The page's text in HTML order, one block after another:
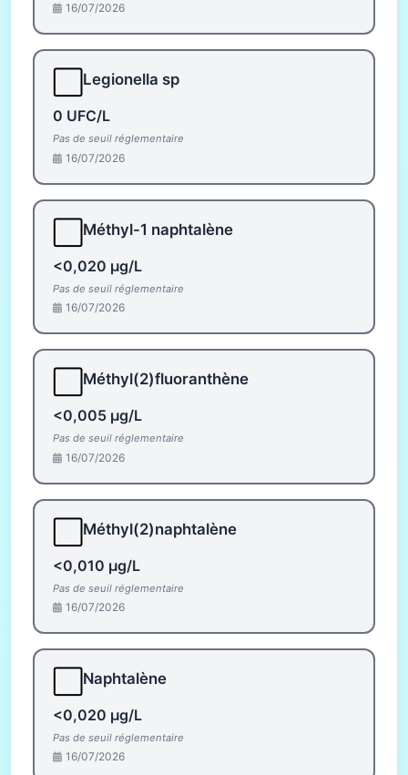
16/07/2026
Legionella sp
0 UFC/L
Pas de seuil réglementaire
16/07/2026
Méthyl-1 naphtalène
<0,020 µg/L
Pas de seuil réglementaire
16/07/2026
Méthyl(2)fluoranthène
<0,005 µg/L
Pas de seuil réglementaire
16/07/2026
Méthyl(2)naphtalène
<0,010 µg/L
Pas de seuil réglementaire
16/07/2026
Naphtalène
<0,020 µg/L
Pas de seuil réglementaire
16/07/2026